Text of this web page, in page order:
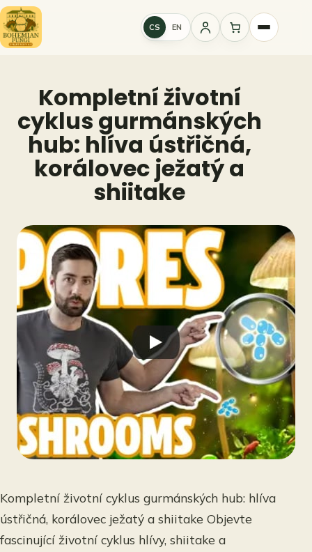
Přeskočit
na
obsah
CS EN
Přihlášení
Kompletní životní
cyklus gurmánských
hub: hlíva ústřičná,
korálovec ježatý a
shiitake
Kompletní životní cyklus gurmánských hub: hlíva
ústřičná, korálovec ježatý a shiitake Objevte
fascinující životní cyklus hlívy, shiitake a